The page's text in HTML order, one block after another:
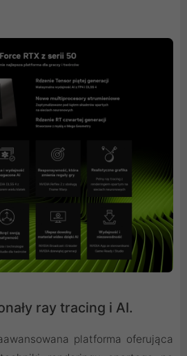
ray tracing i AI.
platforma oferująca